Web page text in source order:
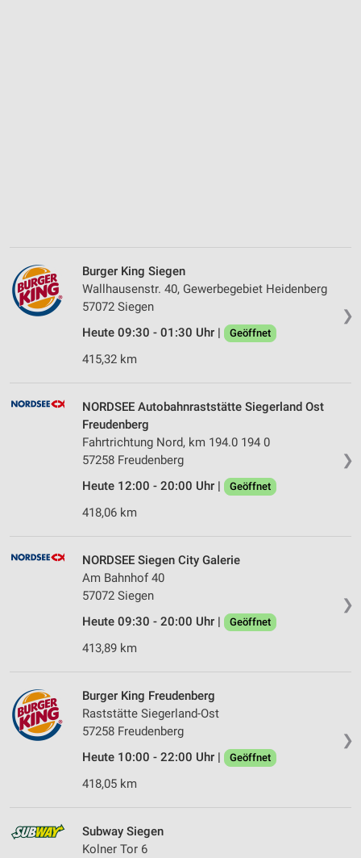
❯
Burger King Siegen
Wallhausenstr. 40, Gewerbegebiet Heidenberg
57072 Siegen
Heute 09:30 - 01:30 Uhr |
Geöffnet
415,32 km
❯
NORDSEE Autobahnraststätte Siegerland Ost
Freudenberg
Fahrtrichtung Nord, km 194.0 194 0
57258 Freudenberg
Heute 12:00 - 20:00 Uhr |
Geöffnet
418,06 km
❯
NORDSEE Siegen City Galerie
Am Bahnhof 40
57072 Siegen
Heute 09:30 - 20:00 Uhr |
Geöffnet
413,89 km
❯
Burger King Freudenberg
Raststätte Siegerland-Ost
57258 Freudenberg
Heute 10:00 - 22:00 Uhr |
Geöffnet
418,05 km
Subway Siegen
Kolner Tor 6